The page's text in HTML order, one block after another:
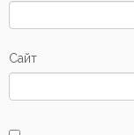
Сайт